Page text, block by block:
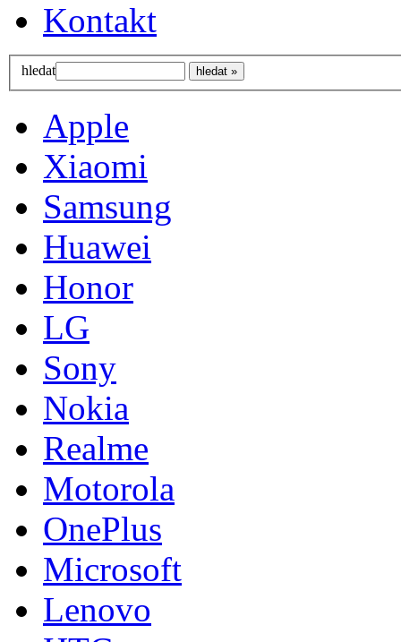
Kontakt
hledat
Apple
Xiaomi
Samsung
Huawei
Honor
LG
Sony
Nokia
Realme
Motorola
OnePlus
Microsoft
Lenovo